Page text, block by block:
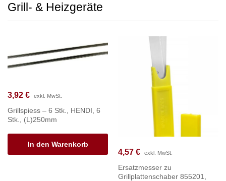
Grill- & Heizgeräte
3,92 € exkl. MwSt.
Grillspiess – 6 Stk., HENDI, 6
Stk., (L)250mm
In den Warenkorb
4,57 € exkl. MwSt.
Ersatzmesser zu
Grillplattenschaber 855201,